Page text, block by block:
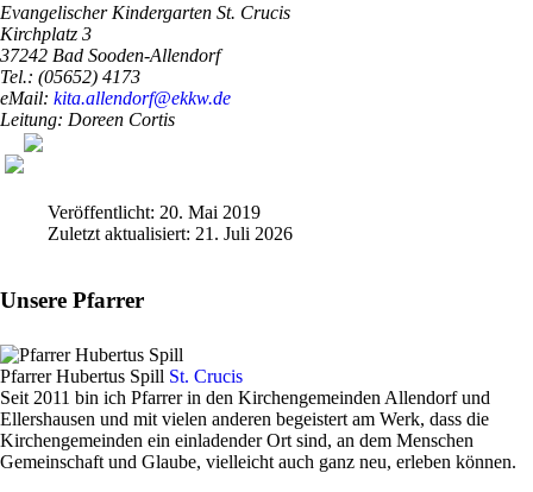
Evangelischer Kindergarten St. Crucis
Kirchplatz 3
37242 Bad Sooden-Allendorf
Tel.: (05652) 4173
eMail: kita.allendorf@ekkw.de
Leitung: Doreen Cortis
Veröffentlicht: 20. Mai 2019
Zuletzt aktualisiert: 21. Juli 2026
Unsere Pfarrer
Pfarrer Hubertus Spill St. Crucis
Seit 2011 bin ich Pfarrer in den Kirchengemeinden Allendorf und
Ellershausen und mit vielen anderen begeistert am Werk, dass die
Kirchengemeinden ein einladender Ort sind, an dem Menschen
Gemeinschaft und Glaube, vielleicht auch ganz neu, erleben können.